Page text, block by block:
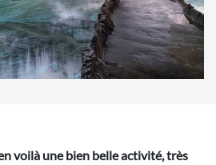
voilà une bien belle activité, très